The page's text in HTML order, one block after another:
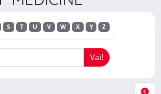
S T U V W X Y Z